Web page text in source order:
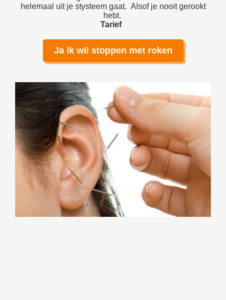
helemaal uit je stysteem gaat. Alsof je nooit gerookt
hebt.
Tarief
Ja ik wil stoppen met roken